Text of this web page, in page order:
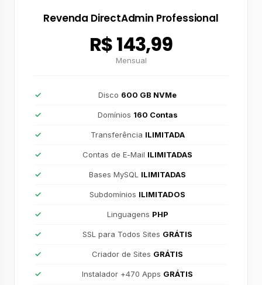
Revenda DirectAdmin Professional
R$ 143,99
Mensual
Disco 600 GB NVMe
Domínios 160 Contas
Transferência ILIMITADA
Contas de E-Mail ILIMITADAS
Bases MySQL ILIMITADAS
Subdomínios ILIMITADOS
Linguagens PHP
SSL para Todos Sites GRÁTIS
Criador de Sites GRÁTIS
Instalador +470 Apps GRÁTIS